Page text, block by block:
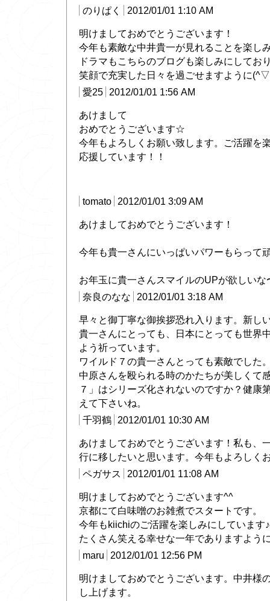
のりぱく
2012/01/01 1:10 AM
明けましておめでとうございます！
今年も素敵な中井貴一が見れることを楽し
ドラマもこちらのブログも楽しみにしてお
笑顔で充実した日々を過ごせますように
愛25
2012/01/01 1:56 AM
あけまして
おめでとうございます☆
今年もよろしくお願い致します。ご活躍
応援しています！！
tomato 2012/01/01 3:09 AM
あけましておめでとうございます！
今年も貴一さんにいっぱいパワーもらって
お年玉に貴一さんスマイルのUPが欲しいな
奈良のなな
2012/01/01 3:18 AM
早々と御丁寧な御挨拶恐れ入ります。新し
貴一さんにとっても、日本にとっても世界
よう祈っています。
ワイルド７の貴一さんとっても素敵でした
中原さんを殴られる時のかたちが美しくて
７」はシリーズ化されないのですか？健康
えて下さいね。
千羽鶴
2012/01/01 10:30 AM
あけましておめでとうございます！私も、
行に移したいと思います。今年もよろしく
ペガサス
2012/01/01 11:08 AM
明けましておめでとうございます^^
京都にて白味噌のお雑煮でスタートです。
今年もkiichiのご活躍を楽しみにしています♪
たくさん笑える幸せな一年でありますよう
maru
2012/01/01 12:56 PM
明けましておめでとうございます。中井様
し上げます。